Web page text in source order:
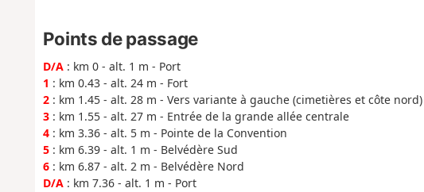
Points de passage
D/A: km 0 - alt. 1 m - Port
1 : km 0.43 - alt. 24 m - Fort
2: km 1.45 - alt. 28 m - Vers variante à gauche (cimetières et côte nord)
3: km 1.55 - alt. 27 m - Entrée de la grande allée centrale
4: km 3.36 - alt. 5 m - Pointe de la Convention
5: km 6.39 - alt. 1 m - Belvédère Sud
6: km 6.87 - alt. 2 m - Belvédère Nord
D/A: km 7.36 - alt. 1 m - Port